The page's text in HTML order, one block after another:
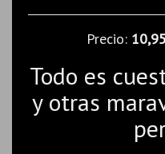
Precio: 10,95
Todo es
y otras